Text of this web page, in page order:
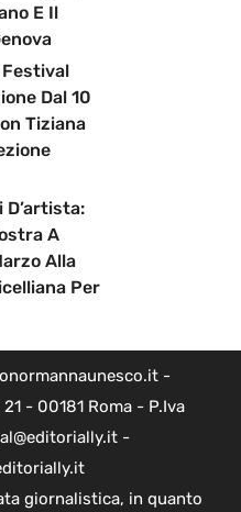
E Il
Festival
Dal 10
Tiziana
D’artista:
A
Alla
Per
-
- 00181 Roma - P.Iva
-
giornalistica, in quanto